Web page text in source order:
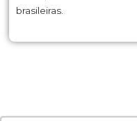
brasileiras.